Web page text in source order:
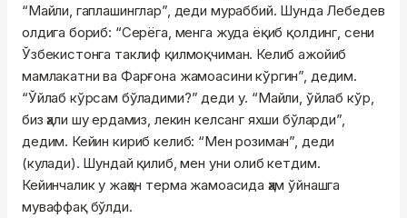
“Майли, гаплашинглар”, деди мураббий. Шунда Лебедев
олдига бориб: “Серёга, менга жуда ёқиб қолдинг, сени
Ўзбекистонга таклиф қилмоқчиман. Келиб ажойиб
мамлакатни ва Фарғона жамоасини кўргин”, дедим.
“Ўйлаб кўрсам бўладими?” деди у. “Майли, ўйлаб кўр,
биз ҳали шу ердамиз, лекин келсанг яхши бўларди”,
дедим. Кейин кириб келиб: “Мен розиман”, деди
(кулади). Шундай қилиб, мен уни олиб кетдим.
Кейинчалик у жаҳон терма жамоасида ҳам ўйнашга
муваффақ бўлди.